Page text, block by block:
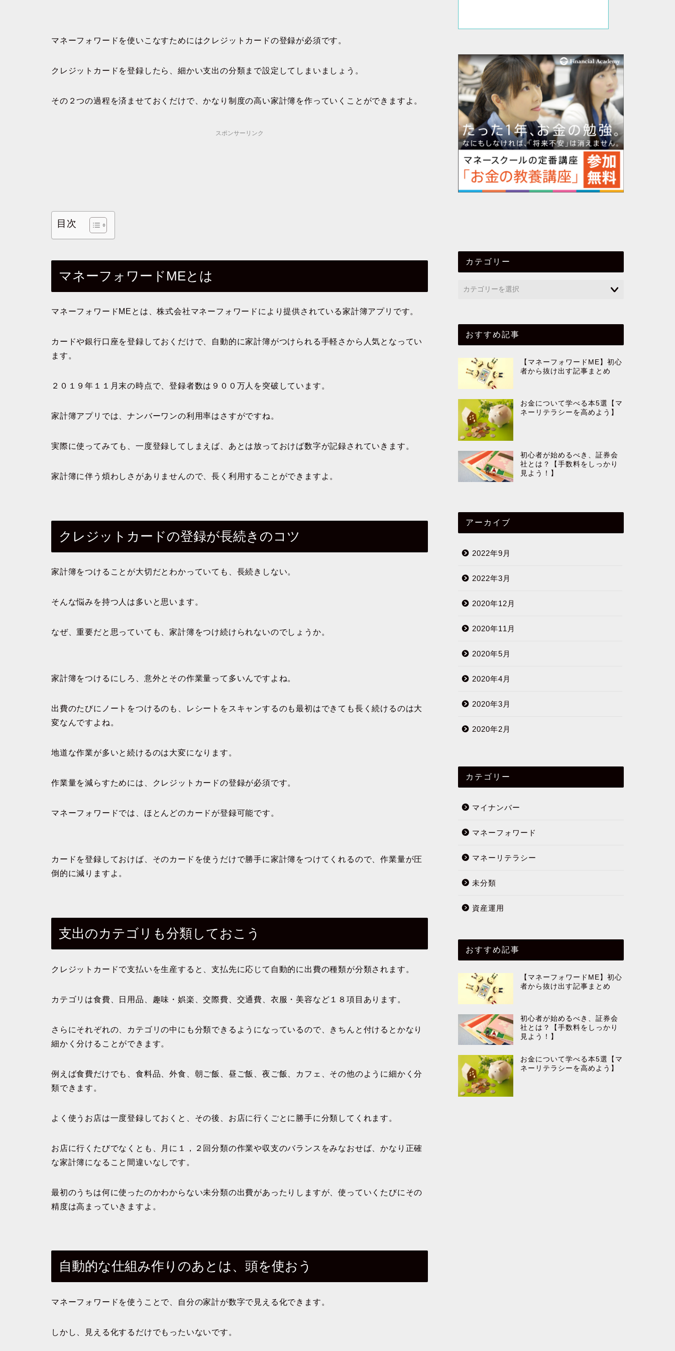
マネーフォワードを使いこなすためにはクレジットカードの登録が必須です。
クレジットカードを登録したら、細かい支出の分類まで設定してしまいましょう。
その２つの過程を済ませておくだけで、かなり制度の高い家計簿を作っていくことができますよ。
スポンサーリンク
目次
マネーフォワードMEとは
マネーフォワードMEとは、株式会社マネーフォワードにより提供されている家計簿アプリです。
カードや銀行口座を登録しておくだけで、自動的に家計簿がつけられる手軽さから人気となってい
ます。
２０１９年１１月末の時点で、登録者数は９００万人を突破しています。
家計簿アプリでは、ナンバーワンの利用率はさすがですね。
実際に使ってみても、一度登録してしまえば、あとは放っておけば数字が記録されていきます。
家計簿に伴う煩わしさがありませんので、長く利用することができますよ。
クレジットカードの登録が長続きのコツ
家計簿をつけることが大切だとわかっていても、長続きしない。
そんな悩みを持つ人は多いと思います。
なぜ、重要だと思っていても、家計簿をつけ続けられないのでしょうか。
家計簿をつけるにしろ、意外とその作業量って多いんですよね。
出費のたびにノートをつけるのも、レシートをスキャンするのも最初はできても長く続けるのは大
変なんですよね。
地道な作業が多いと続けるのは大変になります。
作業量を減らすためには、クレジットカードの登録が必須です。
マネーフォワードでは、ほとんどのカードが登録可能です。
カードを登録しておけば、そのカードを使うだけで勝手に家計簿をつけてくれるので、作業量が圧
倒的に減りますよ。
支出のカテゴリも分類しておこう
クレジットカードで支払いを生産すると、支払先に応じて自動的に出費の種類が分類されます。
カテゴリは食費、日用品、趣味・娯楽、交際費、交通費、衣服・美容など１８項目あります。
さらにそれぞれの、カテゴリの中にも分類できるようになっているので、きちんと付けるとかなり
細かく分けることができます。
例えば食費だけでも、食料品、外食、朝ご飯、昼ご飯、夜ご飯、カフェ、その他のように細かく分
類できます。
よく使うお店は一度登録しておくと、その後、お店に行くごとに勝手に分類してくれます。
お店に行くたびでなくとも、月に１，２回分類の作業や収支のバランスをみなおせば、かなり正確
な家計簿になること間違いなしです。
最初のうちは何に使ったのかわからない未分類の出費があったりしますが、使っていくたびにその
精度は高まっていきますよ。
自動的な仕組み作りのあとは、頭を使おう
マネーフォワードを使うことで、自分の家計が数字で見える化できます。
しかし、見える化するだけでもったいないです。
カテゴリー
おすすめ記事
【マネーフォワードME】初心
者から抜け出す記事まとめ
お金について学べる本5選【マ
ネーリテラシーを高めよう】
初心者が始めるべき、証券会
社とは？【手数料をしっかり
見よう！】
アーカイブ
2022年9月
2022年3月
2020年12月
2020年11月
2020年5月
2020年4月
2020年3月
2020年2月
カテゴリー
マイナンバー
マネーフォワード
マネーリテラシー
未分類
資産運用
おすすめ記事
【マネーフォワードME】初心
者から抜け出す記事まとめ
初心者が始めるべき、証券会
社とは？【手数料をしっかり
見よう！】
お金について学べる本5選【マ
ネーリテラシーを高めよう】